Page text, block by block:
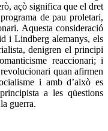
açò significa que el dret
de pau proletari,
Aquesta consideració
i Lindberg alemanys, els
denigren el principi
reaccionari; i
quan afirmen
i amb d’això es
a les qüestions
guerra.